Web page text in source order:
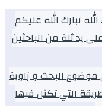
تبارك الله عليكم
يد ثلة من الباحثين
البحث و زاوية
التي تكثل فيها